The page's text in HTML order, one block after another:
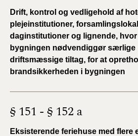
Drift, kontrol og vedligehold af
plejeinstitutioner,
daginstitutioner og lignende,
bygningen nødvendiggør særlige
driftsmæssige tiltag, for at
brandsikkerheden i bygningen
§ 151 - § 152 a
Eksisterende feriehuse med flere